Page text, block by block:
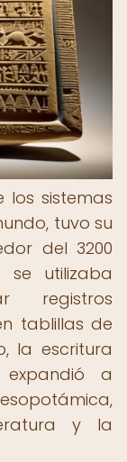
los sistemas
tuvo su
del 3200
se utilizaba
registros
tablillas de
la escritura
a
y la